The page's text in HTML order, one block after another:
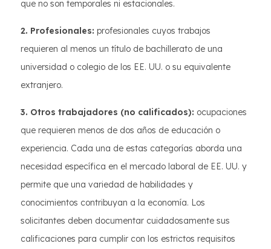
que no son temporales ni estacionales.
2. Profesionales: profesionales cuyos trabajos
requieren al menos un título de bachillerato de una
universidad o colegio de los EE. UU. o su equivalente
extranjero.
3. Otros trabajadores (no calificados): ocupaciones
que requieren menos de dos años de educación o
experiencia. Cada una de estas categorías aborda una
necesidad específica en el mercado laboral de EE. UU. y
permite que una variedad de habilidades y
conocimientos contribuyan a la economía. Los
solicitantes deben documentar cuidadosamente sus
calificaciones para cumplir con los estrictos requisitos